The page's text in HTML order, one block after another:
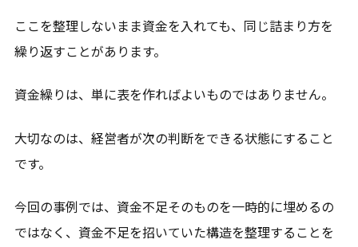
ここを整理しないまま資金を入れても、同じ詰まり方を
繰り返すことがあります。
資金繰りは、単に表を作ればよいものではありません。
大切なのは、経営者が次の判断をできる状態にすること
です。
今回の事例では、資金不足そのものを一時的に埋めるの
ではなく、資金不足を招いていた構造を整理することを